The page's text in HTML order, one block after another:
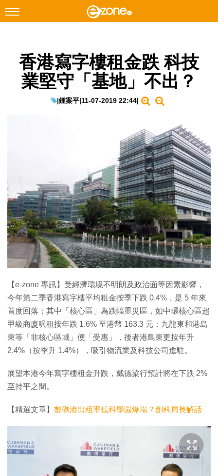
Facebook Instagram
科技焦點
生成式AI與雲端應用
Enterprise Digital Transformation
特集
香港寫字樓租金跌 科技
業堅守「基地」不出？
|鍾案平|11-07-2019 22:44|
【e-zone 專訊】受經濟環境不明朗及政治面等因素影響，
今年第二季香港寫字樓平均租金按季下跌 0.4%，是 5 年來
首度回落；其中「核心區」為跌幅重災區，如中環核心區超
甲級商廈呎租按年跌 1.6% 至港幣 163.3 元；九龍東和港島
東等「非核心區域」便「受惠」，後者港島東更按年升
2.4%（按季升 1.4%），吸引物流業及科技公司進駐。
展望本港今年寫字樓租金升跌，戴德梁行預計將在下跌 2%
至持平之間。
【精選文章】 數碼港出租率低科學園爆場？創科局長解話